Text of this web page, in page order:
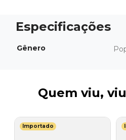
Gênero
Quem viu,
Importado